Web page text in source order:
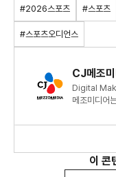
#2026스포츠 #스포츠
#스포츠오디언스
CJ메조
Digital
메조미디어
이 콘